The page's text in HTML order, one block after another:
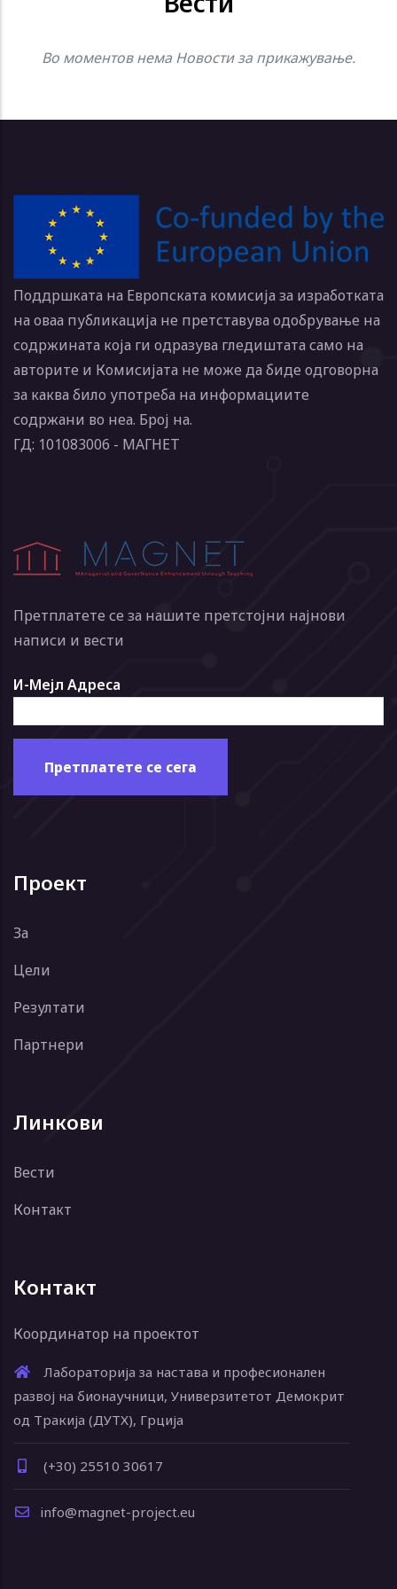
Во моментов нема Hовости за прикажување.
Поддршката на Европската комисија за изработката
на оваа публикација не претставува одобрување на
содржината која ги одразува гледиштата само на
авторите и Комисијата не може да биде одговорна
за каква било употреба на информациите
содржани во неа. Број на.
ГД: 101083006 - МАГНЕТ
Претплатете се за нашите претстојни најнови
написи и вести
И-Мејл Адреса
Проект
За
Цели
Резултати
Партнери
Линкови
Вести
Контакт
Контакт
Координатор на проектот
Лабораторија за настава и професионален
развој на бионаучници, Универзитетот Демокрит
од Тракија (ДУТХ), Грција
(+30) 25510 30617
info@magnet-project.eu